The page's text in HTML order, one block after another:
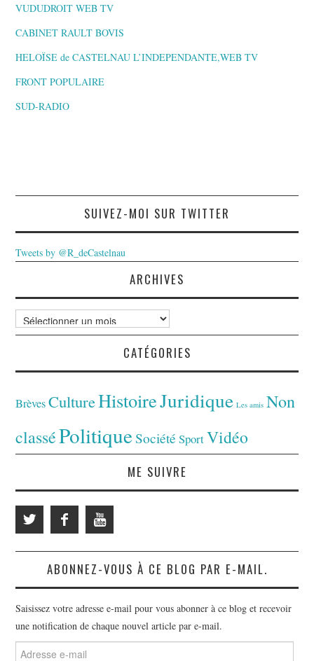
VUDUDROIT WEB TV
CABINET RAULT BOVIS
HELOÏSE de CASTELNAU L’INDEPENDANTE,WEB TV
FRONT POPULAIRE
SUD-RADIO
SUIVEZ-MOI SUR TWITTER
Tweets by @R_deCastelnau
ARCHIVES
Archives
CATÉGORIES
Brèves CultureHistoireJuridique Les amis Non
classéPolitiqueSociété SportVidéo
ME SUIVRE
ABONNEZ-VOUS À CE BLOG PAR E-MAIL.
Saisissez votre adresse e-mail pour vous abonner à ce blog et recevoir
une notification de chaque nouvel article par e-mail.
Adresse